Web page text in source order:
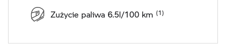
Zużycie paliwa 6.5l/100 km